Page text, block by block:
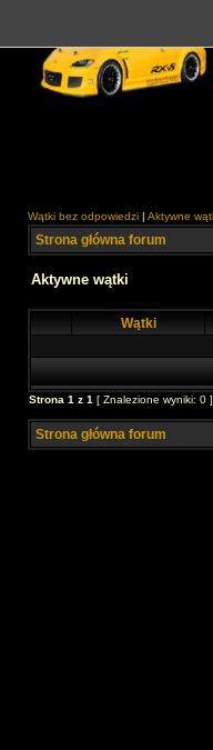
Wątki bez odpowiedzi | Aktywne
Strona główna forum
Aktywne wątki
Wątki
Strona 1 z 1 [ Znalezione wyniki: 0 ]
Strona główna forum